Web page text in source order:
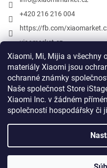
Xiaomi, Mi, Mijia a všechny
materiály Xiaomi jsou
ochranné známky
Naše společnost Store
Xiaomi Inc. v žádném
společností hospodářsky či
Xiaomi, Mi, Mijia a všetky ostatné
Xiaomi sú ochranné známky
spoločnosti Xiaomi Inc. Naša
spoločnosťou Xiaomi Inc. v
+420 216 216 004
https://fb.com/
xiaomarket.cz
Copyright 2026